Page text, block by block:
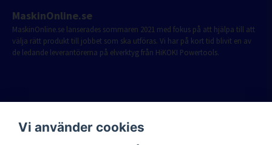
MaskinOnline.se
MaskinOnline.se lanserades sommaren 2021 med fokus på att hjälpa till att
välja rätt produkt till jobbet som ska utföras. Vi har på kort tid blivit en av
de ledande leverantörerna på elverktyg från HiKOKI Powertools.
Vi använder cookies